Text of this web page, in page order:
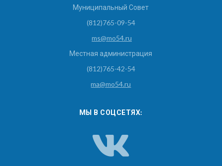
Муниципальный Совет
(812)765-09-54
ms@mo54.ru
Местная администрация
(812)765-42-54
ma@mo54.ru
МЫ В СОЦСЕТЯХ: